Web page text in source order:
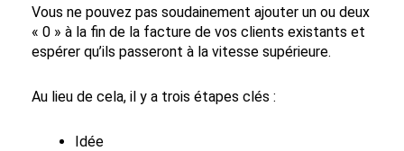
Vous ne pouvez pas soudainement ajouter un ou deux
« 0 » à la fin de la facture de vos clients existants et
espérer qu’ils passeront à la vitesse supérieure.
Au lieu de cela, il y a trois étapes clés :
Idée